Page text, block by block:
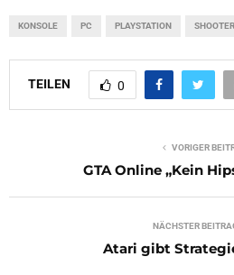
KONSOLE PC PLAYSTATION SHOOTER
TEILEN 0
VORIGER
GTA Online „Kein
NÄCHSTER
Atari gibt